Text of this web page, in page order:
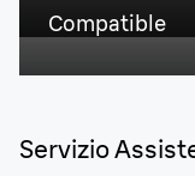
Compatible
Servizio